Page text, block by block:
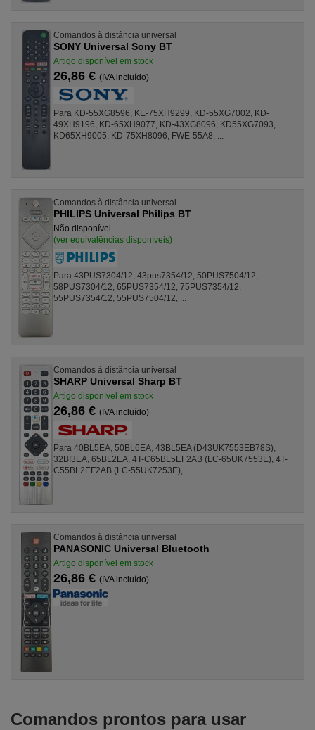
Comandos à distância universal
SONY Universal Sony BT
Artigo disponível em stock
26,86 € (IVA incluído)
Para KD-55XG8596, KE-75XH9299, KD-55XG7002, KD-
49XH9196, KD-65XH9077, KD-43XG8096, KD55XG7093,
KD65XH9005, KD-75XH8096, FWE-55A8, ...
Comandos à distância universal
PHILIPS Universal Philips BT
Não disponível
(ver equivalências disponíveis)
Para 43PUS7304/12, 43pus7354/12, 50PUS7504/12,
58PUS7304/12, 65PUS7354/12, 75PUS7354/12,
55PUS7354/12, 55PUS7504/12, ...
Comandos à distância universal
SHARP Universal Sharp BT
Artigo disponível em stock
26,86 € (IVA incluído)
Para 40BL5EA, 50BL6EA, 43BL5EA (D43UK7553EB78S),
32BI3EA, 65BL2EA, 4T-C65BL5EF2AB (LC-65UK7553E), 4T-
C55BL2EF2AB (LC-55UK7253E), ...
Comandos à distância universal
PANASONIC Universal Bluetooth
Artigo disponível em stock
26,86 € (IVA incluído)
Comandos prontos para usar